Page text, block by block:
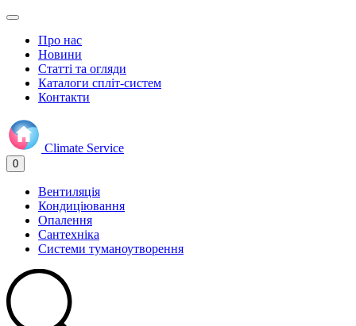
Про нас
Новини
Статті та огляди
Каталоги спліт-систем
Контакти
Climate Service
0
Вентиляція
Кондиціювання
Опалення
Сантехніка
Системи туманоутворення